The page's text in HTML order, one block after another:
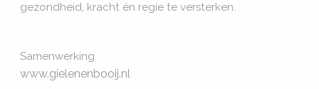
gezondheid, kracht én regie te versterken.
Samenwerking
www.gielenenbooij.nl